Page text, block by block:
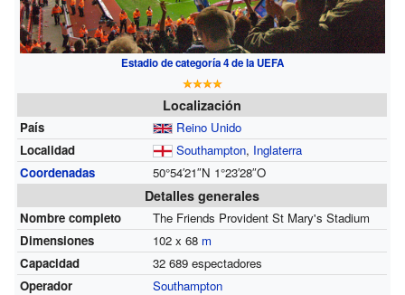
Estadio de categoría 4 de la UEFA
Localización
País
Reino Unido
Localidad
Southampton, Inglaterra
Coordenadas
50°54′21″N 1°23′28″O
Detalles generales
Nombre completo
The Friends Provident St Mary's Stadium
Dimensiones
102 x 68 m
Capacidad
32 689 espectadores
Operador
Southampton